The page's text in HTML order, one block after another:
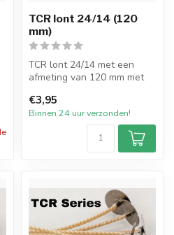
TCR lont 24/14 (120
mm)
TCR lont 24/14 met een
afmeting van 120 mm met
verpakt per 2...
€3,95
Binnen 24 uur verzonden!